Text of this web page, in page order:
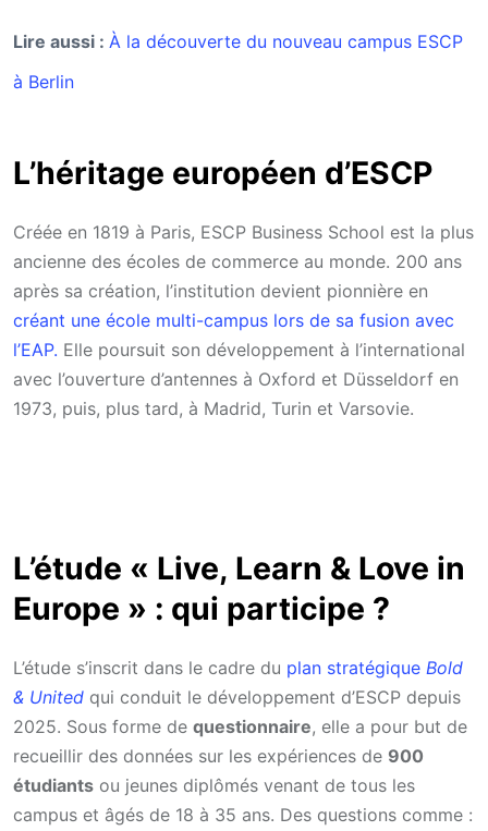
Lire aussi : À la découverte du nouveau campus ESCP
à Berlin
L’héritage européen d’ESCP
Créée en 1819 à Paris, ESCP Business School est la plus
ancienne des écoles de commerce au monde. 200 ans
après sa création, l’institution devient pionnière en
créant une école multi-campus lors de sa fusion avec
l’EAP. Elle poursuit son développement à l’international
avec l’ouverture d’antennes à Oxford et Düsseldorf en
1973, puis, plus tard, à Madrid, Turin et Varsovie.
L’étude « Live, Learn & Love in
Europe » : qui participe ?
L’étude s’inscrit dans le cadre du plan stratégique Bold
& United qui conduit le développement d’ESCP depuis
2025. Sous forme de questionnaire, elle a pour but de
recueillir des données sur les expériences de 900
étudiants ou jeunes diplômés venant de tous les
campus et âgés de 18 à 35 ans. Des questions comme :